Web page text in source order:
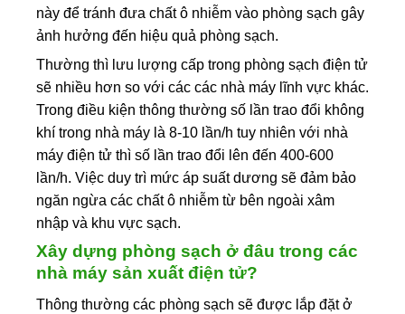
này để tránh đưa chất ô nhiễm vào phòng sạch gây
ảnh hưởng đến hiệu quả phòng sạch.
Thường thì lưu lượng cấp trong phòng sạch điện tử
sẽ nhiều hơn so với các các nhà máy lĩnh vực khác.
Trong điều kiện thông thường số lần trao đổi không
khí trong nhà máy là 8-10 lần/h tuy nhiên với nhà
máy điện tử thì số lần trao đổi lên đến 400-600
lần/h. Việc duy trì mức áp suất dương sẽ đảm bảo
ngăn ngừa các chất ô nhiễm từ bên ngoài xâm
nhập và khu vực sạch.
Xây dựng phòng sạch ở đâu trong các
nhà máy sản xuất điện tử?
Thông thường các phòng sạch sẽ được lắp đặt ở